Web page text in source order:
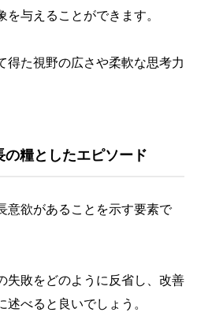
与えることができます。
得た視野の広さや柔軟な思考力
糧としたエピソード
意欲があることを示す要素で
失敗をどのように反省し、改善
べると良いでしょう。